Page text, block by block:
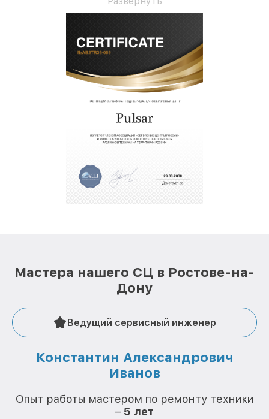
Мастера нашего СЦ в Ростове-на-
Дону
Ведущий сервисный инженер
Константин Александрович
Иванов
Опыт работы мастером по ремонту техники
– 5 лет